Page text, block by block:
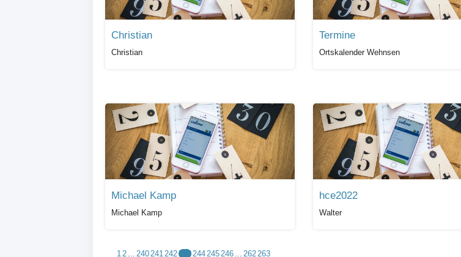
Christian
Christian
Termine
Ortskalender Wehnsen
Michael Kamp
Michael Kamp
hce2022
Walter
1 2 240 241 242243 244 245 246 262 263